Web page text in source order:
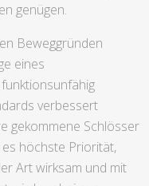
genügen.
Beweggründen
eines
verbessert
gekommene Schlösser
höchste Priorität,
Art wirksam und mit